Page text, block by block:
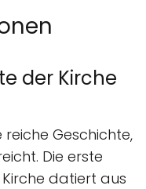
der Kirche
reiche Geschichte,
Die erste
datiert aus